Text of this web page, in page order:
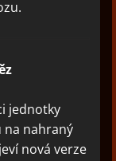
jednotky
nahraný
nová verze